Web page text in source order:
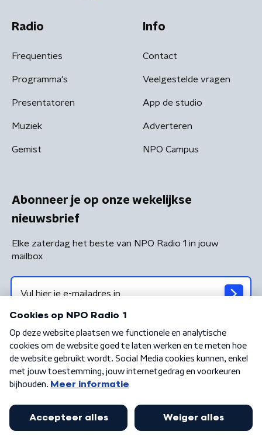
Radio
Frequenties
Programma's
Presentatoren
Muziek
Gemist
Info
Contact
Veelgestelde vragen
App de studio
Adverteren
NPO Campus
Abonneer je op onze wekelijkse
nieuwsbrief
Elke zaterdag het beste van NPO Radio 1 in jouw
mailbox
Algemene voorwaarden